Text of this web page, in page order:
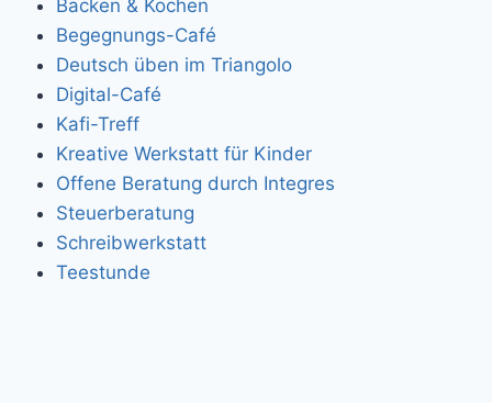
Backen & Kochen
Begegnungs-Café
Deutsch üben im Triangolo
Digital-Café
Kafi-Treff
Kreative Werkstatt für Kinder
Offene Beratung durch Integres
Steuerberatung
Schreibwerkstatt
Teestunde